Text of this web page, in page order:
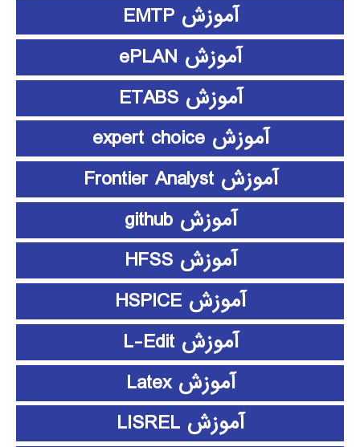
آموزش EMTP
آموزش ePLAN
آموزش ETABS
آموزش expert choice
آموزش Frontier Analyst
آموزش github
آموزش HFSS
آموزش HSPICE
آموزش L-Edit
آموزش Latex
آموزش LISREL